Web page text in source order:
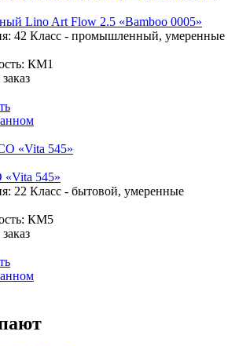
Lino Art Flow 2.5 «Bamboo 0005»
42 Класс - промышленный, умеренные
КМ1
545»
22 Класс - бытовой, умеренные
КМ5